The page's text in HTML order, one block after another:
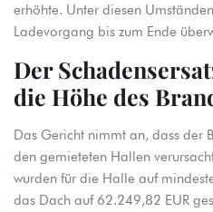
erhöhte. Unter diesen
Ladevorgang bis zum Ende
Der
die Höhe des
Das Gericht nimmt an, dass der
den gemieteten Hallen
wurden für die Halle auf
das Dach auf 62.249,82 EUR